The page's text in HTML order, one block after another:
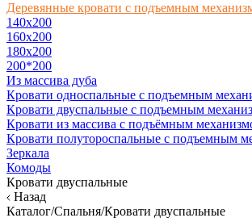
Деревянные кровати с подъемным
140x200
160х200
180х200
200*200
Из массива дуба
Кровати односпальные с подъемным
Кровати двуспальные с подъемным
Кровати из массива с подъёмным
Кровати полутороспальные с подъемным
Зеркала
Комоды
Кровати двуспальные
Назад
Каталог/Спальня/Кровати двуспальные